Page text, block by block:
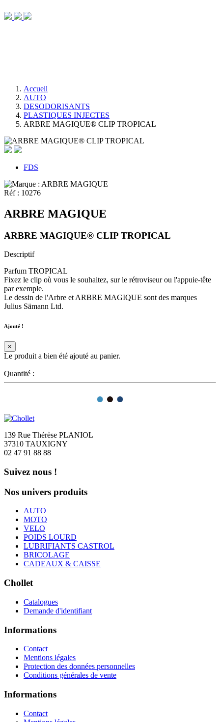
Accueil
AUTO
DESODORISANTS
PLASTIQUES INJECTES
ARBRE MAGIQUE® CLIP TROPICAL
FDS
Réf : 10276
ARBRE MAGIQUE
ARBRE MAGIQUE® CLIP TROPICAL
Descriptif
Parfum TROPICAL
Fixez le clip où vous le souhaitez, sur le rétroviseur ou l'appuie-tête
par exemple.
Le dessin de l'Arbre et ARBRE MAGIQUE sont des marques
Julius Sämann Ltd.
Ajouté !
×
Le produit a bien été ajouté au panier.
Quantité :
139 Rue Thérèse PLANIOL
37310 TAUXIGNY
02 47 91 88 88
Suivez nous !
Nos univers produits
AUTO
MOTO
VELO
POIDS LOURD
LUBRIFIANTS CASTROL
BRICOLAGE
CADEAUX & CAISSE
Chollet
Catalogues
Demande d'identifiant
Informations
Contact
Mentions légales
Protection des données personnelles
Conditions générales de vente
Informations
Contact